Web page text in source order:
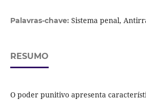
Palavras-chave: Sistema penal,
RESUMO
O poder punitivo apresenta